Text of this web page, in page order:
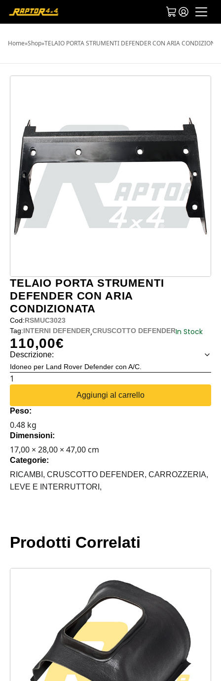
Home»Shop»TELAIO PORTA STRUMENTI DEFENDER CON ARIA
TELAIO PORTA STRUMENTI
DEFENDER CON ARIA
CONDIZIONATA
Cod:RSMUC3023
Tag:INTERNI DEFENDER,CRUSCOTTO DEFENDERIn Stock
110,00€
Descrizione:
Idoneo per Land Rover Defender con A/C.
TELAIO
DEFENDER
CON
ARIA
CONDIZIONATA
quantità
Aggiungi al carrello
Peso:
0.48 kg
Dimensioni:
17,00 × 28,00 × 47,00 cm
Categorie:
RICAMBI, CRUSCOTTO DEFENDER, CARROZZERIA,
LEVE E INTERRUTTORI,
Prodotti Correlati